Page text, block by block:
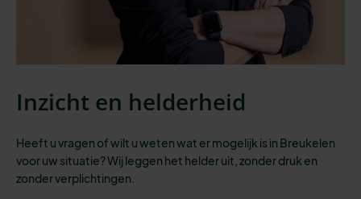
Inzicht en helderheid
Heeft u vragen of wilt u weten wat er mogelijk is in Breukelen
voor uw situatie? Wij leggen het helder uit, zonder druk en
zonder verplichtingen.